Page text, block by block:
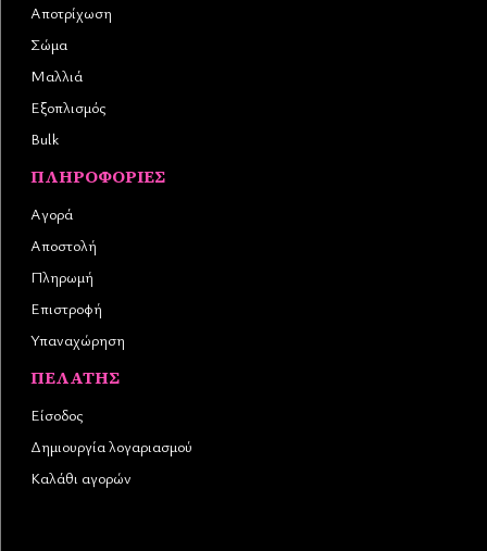
Αποτρίχωση
Σώμα
Μαλλιά
Εξοπλισμός
Bulk
ΠΛΗΡΟΦΟΡΊΕΣ
Αγορά
Αποστολή
Πληρωμή
Επιστροφή
Υπαναχώρηση
ΠΕΛΆΤΗΣ
Είσοδος
Δημιουργία λογαριασμού
Καλάθι αγορών